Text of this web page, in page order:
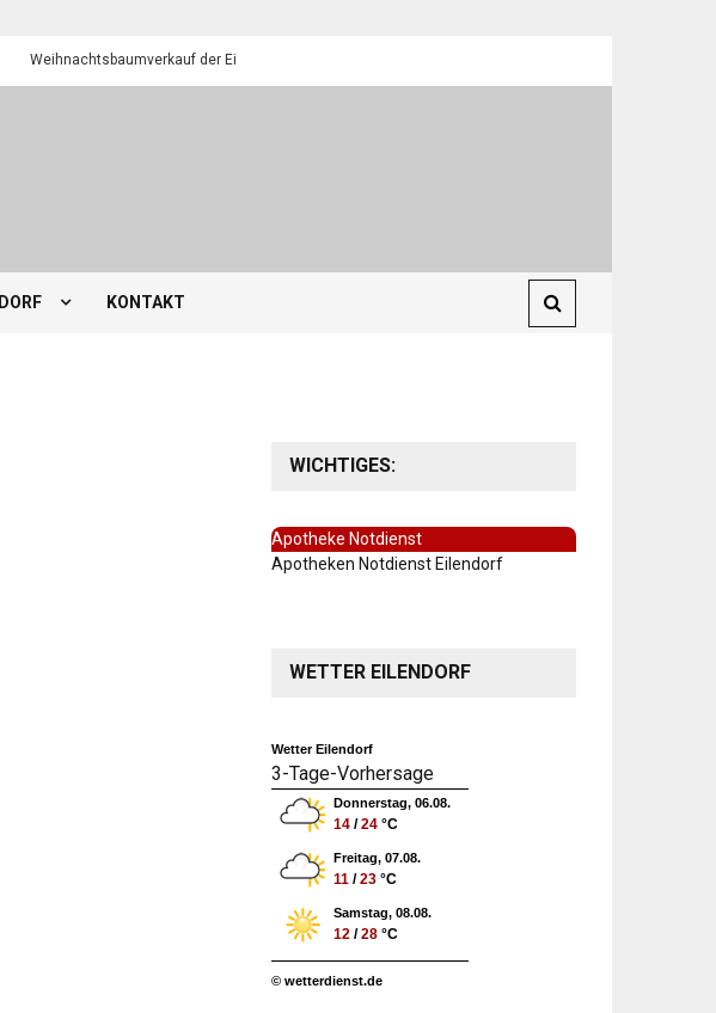
der Eilendorfer Pfadfinder
KONTAKT
WICHTIGES:
Apotheke Notdienst
Apotheken Notdienst Eilendorf
WETTER EILENDORF
Wetter Eilendorf
3-Tage-Vorhersage
Donnerstag, 06.08.
14 /24 °C
Freitag, 07.08.
11 /23 °C
Samstag, 08.08.
12 /28 °C
© wetterdienst.de